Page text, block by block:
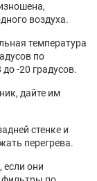
воздуха.
температура
по
-20 градусов.
дайте им
стенке и
перегрева.
они